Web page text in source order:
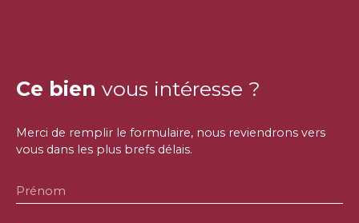
Ce bien vous intéresse ?
Merci de remplir le formulaire, nous reviendrons vers
vous dans les plus brefs délais.
Prénom